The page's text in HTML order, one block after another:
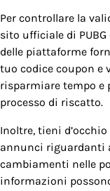
Per controllare la
sito ufficiale di
delle piattaforme
tuo codice coupon e
risparmiare tempo
processo di riscatto.
Inoltre, tieni
annunci riguardanti
cambiamenti nelle
informazioni